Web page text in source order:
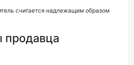
считается надлежащим образом
продавца